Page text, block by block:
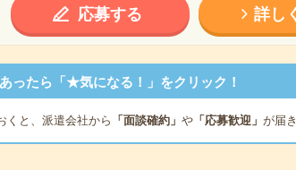
応募する 詳し
ったら「★気になる！」をクリック！
くと、派遣会社から 「面談確約」 や「応募歓迎」 が届